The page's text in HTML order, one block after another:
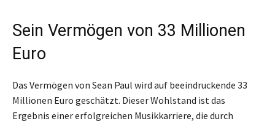
Sein Vermögen von 33 Millionen
Euro
Das Vermögen von Sean Paul wird auf beeindruckende 33
Millionen Euro geschätzt. Dieser Wohlstand ist das
Ergebnis einer erfolgreichen Musikkarriere, die durch